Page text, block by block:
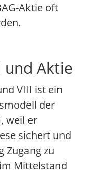
Aktie oft
und Aktie
VIII ist ein
der
weil er
sichert und
Zugang zu
Mittelstand